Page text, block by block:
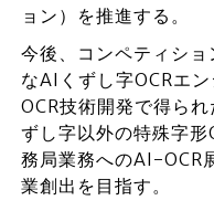
ョン）を推進する。
今後、コンペティシ
なAIくずし字OCRエ
OCR技術開発で得ら
ずし字以外の特殊字
務局業務へのAI-OCR
業創出を目指す。